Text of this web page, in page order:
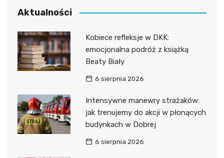
Aktualności
Kobiece refleksje w DKK:
emocjonalna podróż z książką
Beaty Biały
6 sierpnia 2026
Intensywne manewry strażaków:
jak trenujemy do akcji w płonących
budynkach w Dobrej
6 sierpnia 2026